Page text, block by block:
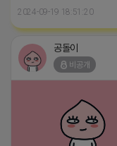
2024-09-19 18:51:20
공돌이
비공개